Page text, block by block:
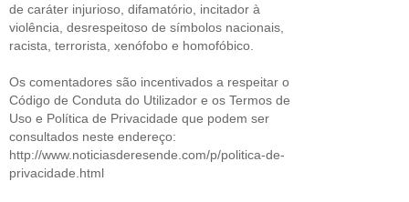
de caráter injurioso, difamatório, incitador à
violência, desrespeitoso de símbolos nacionais,
racista, terrorista, xenófobo e homofóbico.
Os comentadores são incentivados a respeitar o
Código de Conduta do Utilizador e os Termos de
Uso e Política de Privacidade que podem ser
consultados neste endereço:
http://www.noticiasderesende.com/p/politica-de-
privacidade.html